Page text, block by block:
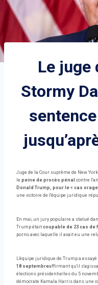
Le juge
Stormy
Juge de la Cour suprême de New York
le peine de procès pénal contre
Donald Trump, pour le « cas
une victoire de l'équipe juridique
En mai, un jury populaire a statué
Trump était coupable de 23 cas
porno avec laquelle il avait eu une
L'équipe juridique de Trump a
18 septembreaffirmant qu'il
élections présidentielles du 5
démocrate Kamala Harris dans une